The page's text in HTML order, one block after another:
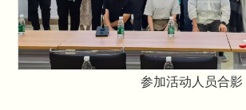
参加活动人员合影